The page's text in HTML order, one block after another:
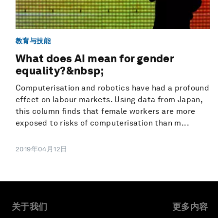
教育与技能
What does AI mean for gender
equality?&nbsp;
Computerisation and robotics have had a profound
effect on labour markets. Using data from Japan,
this column finds that female workers are more
exposed to risks of computerisation than m...
2019年04月12日
关于我们 更多内容